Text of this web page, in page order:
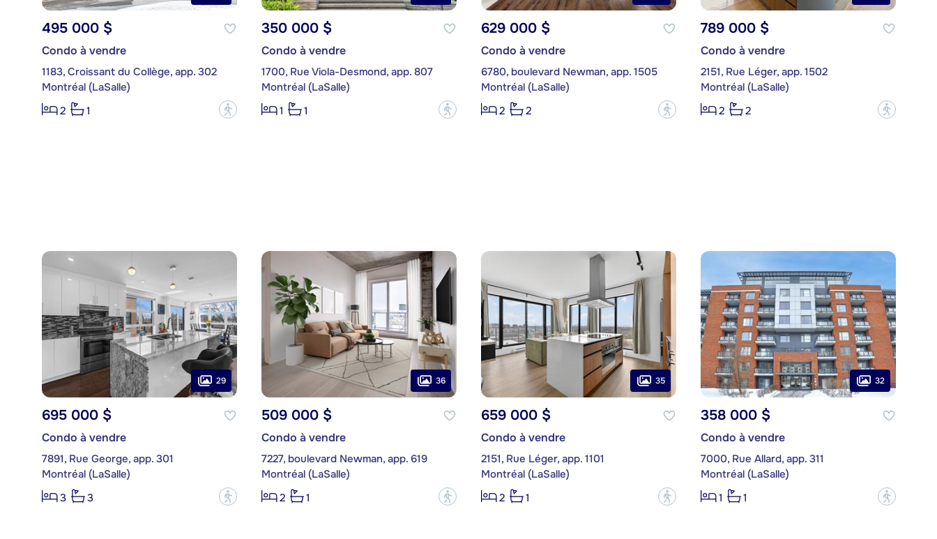
495 000 $
Condo à vendre
1183, Croissant du Collège, app. 302
Montréal (LaSalle)
2
1 ?
350 000 $
Condo à vendre
1700, Rue Viola-Desmond, app. 807
Montréal (LaSalle)
1
1 ?
629 000 $
Condo à vendre
6780, boulevard Newman, app. 1505
Montréal (LaSalle)
2
2 ?
789 000 $
Condo à vendre
2151, Rue Léger, app. 1502
Montréal (LaSalle)
2
2 ?
29
695 000 $
Condo à vendre
7891, Rue George, app. 301
Montréal (LaSalle)
3
3 ?
36
509 000 $
Condo à vendre
7227, boulevard Newman, app. 619
Montréal (LaSalle)
2
1 ?
35
659 000 $
Condo à vendre
2151, Rue Léger, app. 1101
Montréal (LaSalle)
2
1 ?
32
358 000 $
Condo à vendre
7000, Rue Allard, app. 311
Montréal (LaSalle)
1
1 ?